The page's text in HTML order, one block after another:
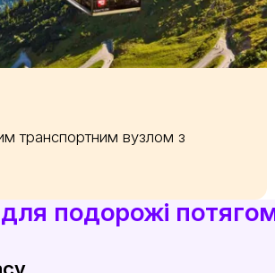
транспортним вузлом з
подорожі